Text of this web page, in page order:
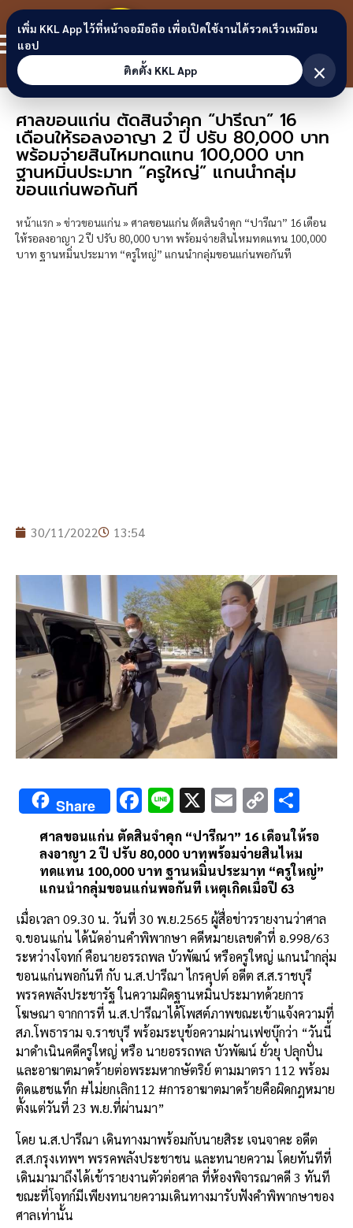
Skip to content
ขอนแก่น
ลิงก์
ศาลขอนแก่น ตัดสินจำคุก “ปารีณา” 16
เดือนให้รอลงอาญา 2 ปี ปรับ 80,000 บาท
พร้อมจ่ายสินไหมทดแทน 100,000 บาท
ฐานหมิ่นประมาท “ครูใหญ่” แกนนำกลุ่ม
ขอนแก่นพอกันที
หน้าแรก »ข่าวขอนแก่น» ศาลขอนแก่น ตัดสินจำคุก “ปารีณา” 16 เดือน
ให้รอลงอาญา 2 ปี ปรับ 80,000 บาท พร้อมจ่ายสินไหมทดแทน 100,000
บาท ฐานหมิ่นประมาท “ครูใหญ่” แกนนำกลุ่มขอนแก่นพอกันที
30/11/2022 13:54
Share F
ac
e
b
o
o
k
Li
n
e
X E
m
ai
l
C
o
py
Li
n
k
h
ar
e
ศาลขอนแก่น ตัดสินจำคุก “ปารีณา” 16 เดือนให้รอ
ลงอาญา 2ปี ปรับ 80,000บาทพร้อมจ่ายสินไหม
ทดแทน 100,000บาท ฐานหมิ่นประมาท “ครูใหญ่”
แกนนำกลุ่มขอนแก่นพอกันที เหตุเกิดเมื่อปี 63
เมื่อเวลา 09.30 น. วันที่ 30 พ.ย.2565 ผู้สื่อข่าวรายงานว่าศาล
จ.ขอนแก่น ได้นัดอ่านคำพิพากษา คดีหมายเลขดำที่ อ.998/63
ระหว่างโจทก์คือนายอรรถพล บัวพัฒน์ หรือครูใหญ่ แกนนำกลุ่ม
ขอนแก่นพอกันที กับ น.ส.ปารีณา ไกรคุปต์ อดีต ส.ส.ราชบุรี
พรรคพลังประชารัฐในความผิดฐานหมิ่นประมาทด้วยการ
โฆษณา จากการที่ น.ส.ปารีณาได้โพสต์ภาพขณะเข้าแจ้งความที่
สภ.โพธาราม จ.ราชบุรีพร้อมระบุข้อความผ่านเฟซบุ๊กว่า “วันนี้
มาดำเนินคดีครูใหญ่ หรือ นายอรรถพล บัวพัฒน์ ยั่วยุ ปลุกปั่น
และอาฆาตมาดร้ายต่อพระมหากษัตริย์ ตามมาตรา 112 พร้อม
ติดแฮชแท็ก #ไม่ยกเลิก112 #การอาฆาตมาดร้ายคือผิดกฎหมาย
ตั้งแต่วันที่ 23 พ.ย.ที่ผ่านมา”
โดย น.ส.ปารีณา เดินทางมาพร้อมกับนายสิระ เจนจาคะ อดีต
ส.ส.กรุงเทพฯ พรรคพลังประชาชน และทนายความ โดยทันทีที่
เดินมามาถึงได้เข้ารายงานตัวต่อศาล ที่ห้องพิจารณาคดี3 ทันที
ขณะที่โจทก์มีเพียงทนายความเดินทางมารับฟังคำพิพากษาของ
ศาลเท่านั้น
เพิ่ม KKL App ไว้ที่หน้าจอมือถือ เพื่อเปิดใช้งานได้รวดเร็วเหมือน
แอป
ติดตั้ง KKL App
×